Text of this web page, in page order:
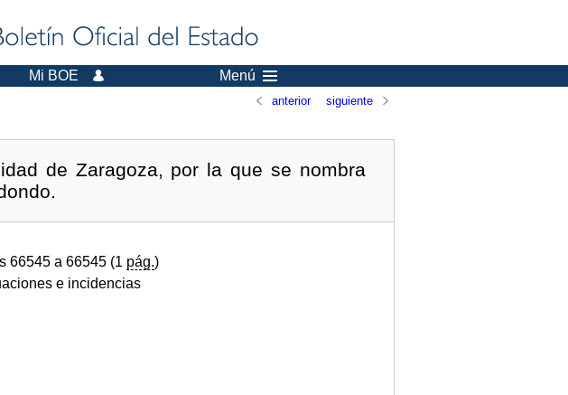
Mi BOE Menú
anterior siguiente
de Zaragoza, por la que se nombra
66545 a 66545 (1 pág.)
e incidencias